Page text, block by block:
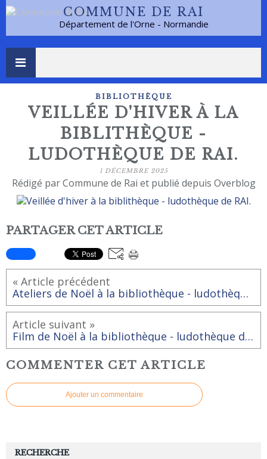
COMMUNE DE RAI
Département de l'Orne - Normandie
BIBLIOTHÈQUE
VEILLÉE D'HIVER À LA
BIBLITHÈQUE -
LUDOTHÈQUE DE RAI.
1 DÉCEMBRE 2025
Rédigé par Commune de Rai et publié depuis Overblog
PARTAGER CET ARTICLE
« Article précédent
Ateliers de Noël à la bibliothèque - ludothèque de RAI.
Article suivant »
Film de Noël à la bibliothèque - ludothèque de Rai
COMMENTER CET ARTICLE
Ajouter un commentaire
RECHERCHE